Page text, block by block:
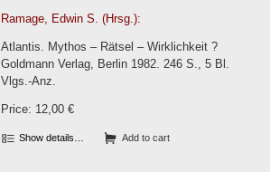
Ramage, Edwin S. (Hrsg.):
Atlantis. Mythos – Rätsel – Wirklichkeit ?
Goldmann Verlag, Berlin 1982. 246 S., 5 Bl.
Vlgs.-Anz.
Price: 12,00 €
Show details… Add to cart